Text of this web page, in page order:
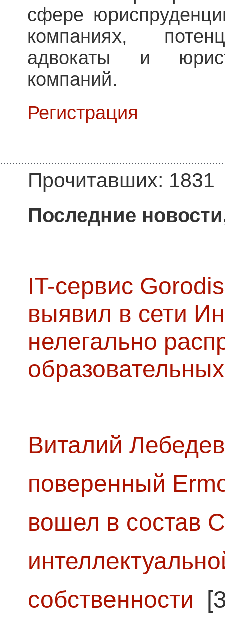
сфере
компаниях,
адвокаты и
компаний.
Регистрация
Прочитавших: 1831
Последние
IT-сервис
выявил в сети
нелегально
Виталий
поверенный
вошел в состав
собственности